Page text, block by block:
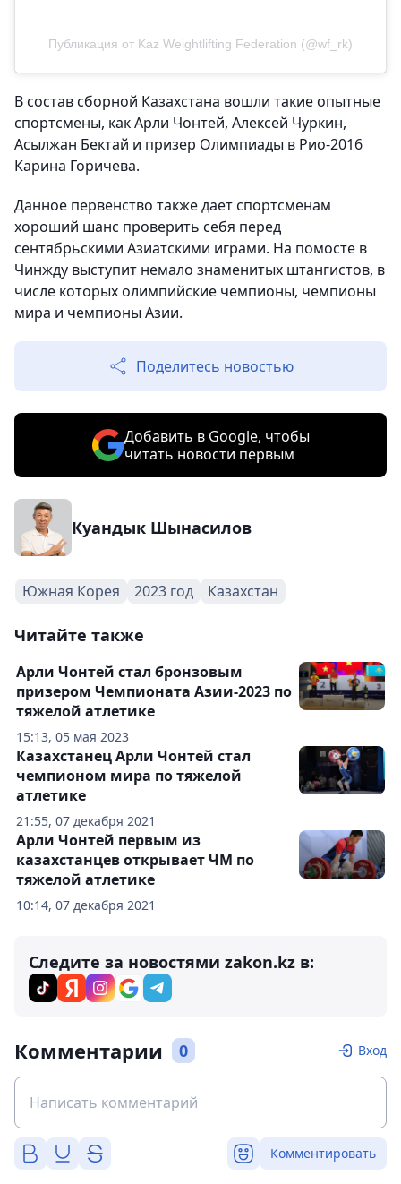
Публикация от Kaz Weightlifting Federation (@wf_rk)
В состав сборной Казахстана вошли такие опытные
спортсмены, как Арли Чонтей, Алексей Чуркин,
Асылжан Бектай и призер Олимпиады в Рио-2016
Карина Горичева.
Данное первенство также дает спортсменам
хороший шанс проверить себя перед
сентябрьскими Азиатскими играми. На помосте в
Чинжду выступит немало знаменитых штангистов, в
числе которых олимпийские чемпионы, чемпионы
мира и чемпионы Азии.
Поделитесь новостью
Добавить в Google, чтобы
читать новости первым
Куандык Шынасилов
Южная Корея 2023 год Казахстан
Читайте также
15:13, 05 мая 2023
Арли Чонтей стал бронзовым
призером Чемпионата Азии-2023 по
тяжелой атлетике
21:55, 07 декабря 2021
Казахстанец Арли Чонтей стал
чемпионом мира по тяжелой
атлетике
10:14, 07 декабря 2021
Арли Чонтей первым из
казахстанцев открывает ЧМ по
тяжелой атлетике
Следите за новостями zakon.kz в:
Комментарии 0 Вход
Комментировать